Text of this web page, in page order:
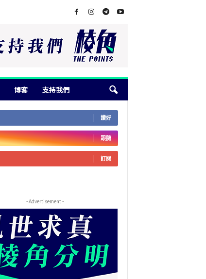
博客 支持我們
讚好
跟隨
訂閱
- Advertisement -